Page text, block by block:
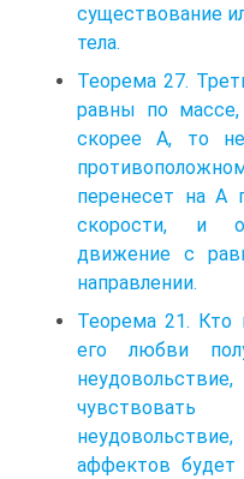
существование
тела.
Теорема 27.
равны по
скорее А, то
перенесет на А
скорости, и
движение с
направлении.
Теорема 21. Кто
его любви
аффектов